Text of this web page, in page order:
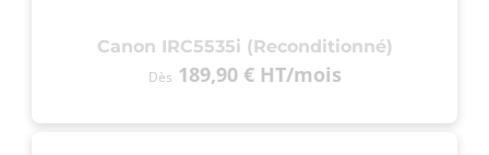
Canon IRC5535i (Reconditionné)
Dès 189,90 € HT/mois